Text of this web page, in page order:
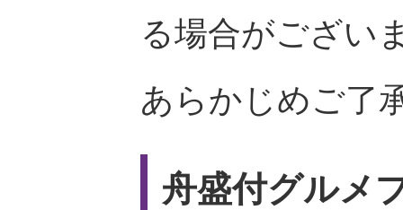
る場合がござい
あらかじめご了
舟盛付グルメ